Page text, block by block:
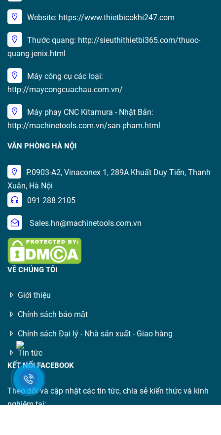
Website: https://www.thietbicokhi247.com
Thước quang: http://sieuthithietbi365.com/thuoc-
quang-jenix.html
Máy công cụ các loại:
http://maycongcuachau.com.vn/
Máy phay CNC Kitamura - Nhật Bản:
http://machinetools.com.vn/san-pham.html
VĂN PHÒNG HÀ NỘI
P.0903-A2, Vinaconex 1, 289A Khuất Duy Tiến, Thanh
Xuân, Hà Nội
091 288 2105
Sales.hn@machinetools.com.vn
VỀ CHÚNG TÔI
Giới thiệu
Chính sách bảo mật
Chính sách Đại lý - Nhà sản xuất - Giao hàng
Tin tức
KẾT NỐI FACEBOOK
Theo dõi và cập nhật các tin tức, chia sẻ kiến thức và kinh
nghiệm tại: